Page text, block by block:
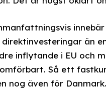
direktinvesteringar än
inflytande i EU och
Så ett
nog även för Danmark.